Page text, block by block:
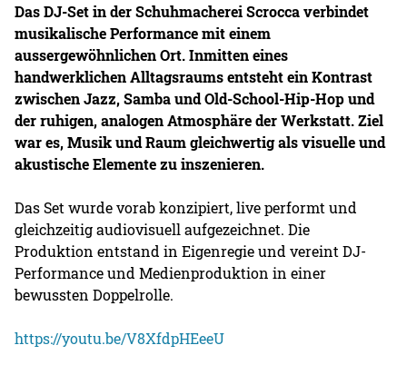
Das DJ-Set in der Schuhmacherei Scrocca verbindet
musikalische Performance mit einem
aussergewöhnlichen Ort. Inmitten eines
handwerklichen Alltagsraums entsteht ein Kontrast
zwischen Jazz, Samba und Old-School-Hip-Hop und
der ruhigen, analogen Atmosphäre der Werkstatt. Ziel
war es, Musik und Raum gleichwertig als visuelle und
akustische Elemente zu inszenieren.
Das Set wurde vorab konzipiert, live performt und
gleichzeitig audiovisuell aufgezeichnet. Die
Produktion entstand in Eigenregie und vereint DJ-
Performance und Medienproduktion in einer
bewussten Doppelrolle.
https://youtu.be/V8XfdpHEeeU